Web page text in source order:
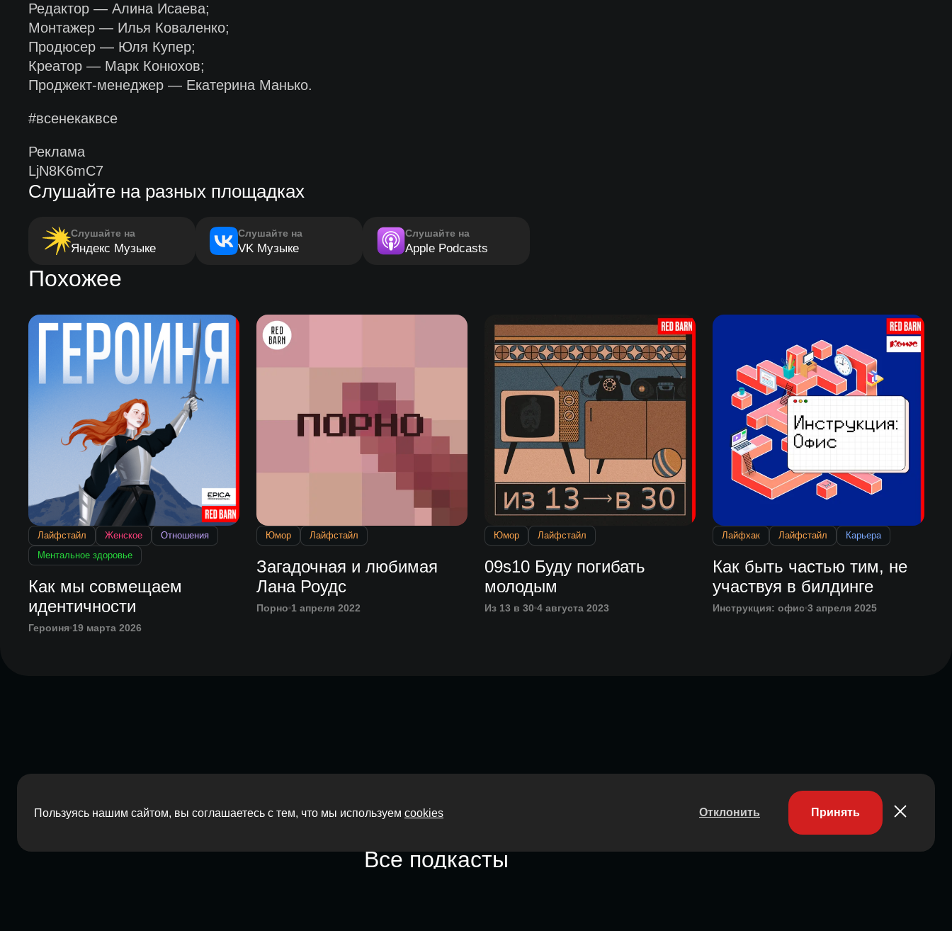
Редактор — Алина Исаева;
Монтажер — Илья Коваленко;
Продюсер — Юля Купер;
Креатор — Марк Конюхов;
Проджект-менеджер — Екатерина Манько.
#всенекаквсе
Реклама
LjN8K6mC7
Слушайте на разных площадках
Слушайте на
Яндекс Музыке
Слушайте на
VK Музыке
Слушайте на
Apple Podcasts
Похожее
Лайфстайл Женское
Отношения
Ментальное здоровье
Как мы совмещаем
идентичности
Героиня 19 марта 2026
Юмор Лайфстайл
Загадочная и любимая
Лана Роудс
Порно 1 апреля 2022
Юмор Лайфстайл
09s10 Буду погибать
молодым
Из 13 в 30 4 августа 2023
Лайфхак Лайфстайл Карьера
Как быть частью тим, не
участвуя в билдинге
Инструкция: офис 3 апреля 2025
Главная
Все подкасты
Пользуясь нашим сайтом, вы соглашаетесь с тем, что мы используем cookies Отклонить Принять